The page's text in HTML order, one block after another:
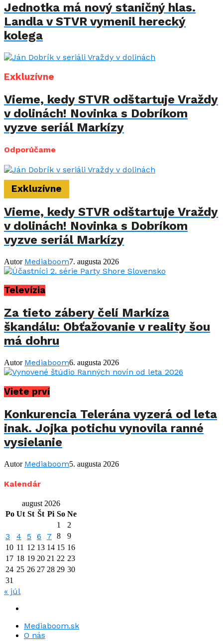
Jednotka má nový staničný hlas.
Landla v STVR vymenil herecký
kolega
Exkluzívne
Vieme, kedy STVR odštartuje Vraždy
v dolinách! Novinka s Dobríkom
vyzve seriál Markízy
Odporúčame
Exkluzívne
Vieme, kedy STVR odštartuje Vraždy
v dolinách! Novinka s Dobríkom
vyzve seriál Markízy
Autor Mediaboom7. augusta 2026
Televízia
Za tieto zábery čelí Markíza
škandálu: Obťažovanie v reality šou
má dohru
Autor Mediaboom6. augusta 2026
Viete prví
Konkurencia Telerána vyzerá od leta
inak. Jojka potichu vynovila ranné
vysielanie
Autor Mediaboom5. augusta 2026
Kalendár
august 2026
Po Ut St Št Pi So Ne
1
2
3 4 5 6 7 8
9
10 11 12 13 14 15 16
17 18 19 20 21 22 23
24 25 26 27 28 29 30
31
« júl
Mediaboom.sk
O nás